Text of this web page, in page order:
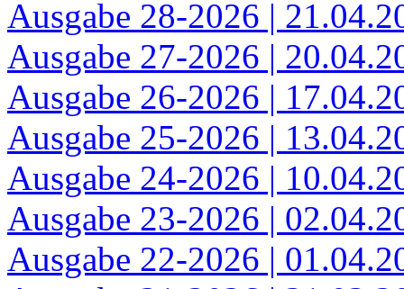
Ausgabe 28-2026 |
Ausgabe 27-2026 |
Ausgabe 26-2026 |
Ausgabe 25-2026 |
Ausgabe 24-2026 |
Ausgabe 23-2026 |
Ausgabe 22-2026 |